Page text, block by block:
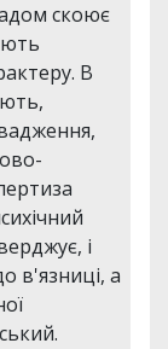
скоює
В
і
в'язниці, а